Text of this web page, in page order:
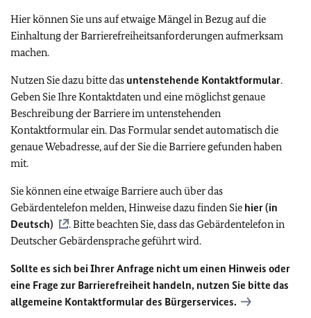
Hier können Sie uns auf etwaige Mängel in Bezug auf die
Einhaltung der Barrierefreiheitsanforderungen aufmerksam
machen.
Nutzen Sie dazu bitte das untenstehende Kontaktformular.
Geben Sie Ihre Kontaktdaten und eine möglichst genaue
Beschreibung der Barriere im untenstehenden
Kontaktformular ein. Das Formular sendet automatisch die
genaue Webadresse, auf der Sie die Barriere gefunden haben
mit.
Sie können eine etwaige Barriere auch über das
Gebärdentelefon melden, Hinweise dazu finden Sie hier (in
Deutsch)
. Bitte beachten Sie, dass das Gebärdentelefon in
Deutscher Gebärdensprache geführt wird.
Sollte es sich bei Ihrer Anfrage nicht um einen Hinweis oder
eine Frage zur Barrierefreiheit handeln, nutzen Sie bitte das
allgemeine Kontaktformular des Bürgerservices.